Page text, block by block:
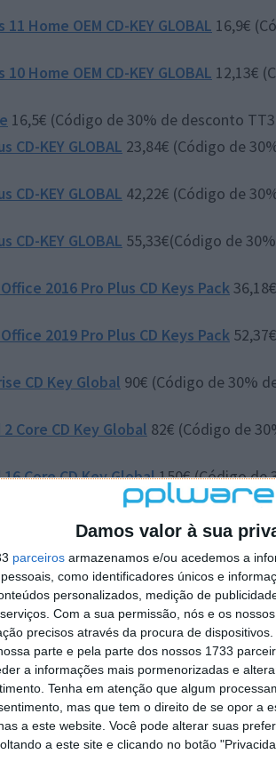
Damos valor à sua
parceiros armazenamos e/ou acedemos a
como identificadores únicos e
personalizados, medição de
Com a sua permissão, nós e os
precisos através da procura de
parte e pela parte dos nossos 1733
a informações mais pormenorizadas e
Tenha em atenção que algum
mas que tem o direito de se opor a
a este website. Você pode alterar suas
a este site e clicando no botão
Home OEM CD-KEY GLOBAL 16,9€
Home OEM CD-KEY GLOBAL 12,13€
16,5€ (Código de 30% de desconto
KEY GLOBAL 23,84€ (Código de
KEY GLOBAL 42,22€ (Código de
KEY GLOBAL 55,33€(Código de
2016 Pro Plus CD Keys Pack
2019 Pro Plus CD Keys Pack
CD Key Global 90€ (Código de 30%
Core CD Key Global 82€ (Código de
Core CD Key Global150€ (Código de
é bastante simples direto. Logo,
todas as sugestões como, por
Windows, desde a versão 10 até à 11
de várias plataformas.
digitais, incluindo o Windows 11